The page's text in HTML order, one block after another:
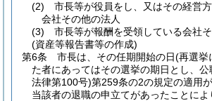
(2)
市長等が役員をし、又はその経営
会社その他の法人
(3)
市長等が報酬を受領している会社
(資産等報告書等の作成)
第6条
市長は、その任期開始の日(再選挙
た者にあってはその選挙の期日とし、公
法律第100号)第259条の2の規定の適用
当該者の退職の申立てがあったことに